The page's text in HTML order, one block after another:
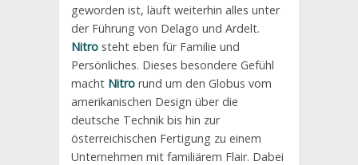
geworden ist, läuft weiterhin alles unter
der Führung von Delago und Ardelt.
Nitro steht eben für Familie und
Persönliches. Dieses besondere Gefühl
macht Nitro rund um den Globus vom
amerikanischen Design über die
deutsche Technik bis hin zur
österreichischen Fertigung zu einem
Unternehmen mit familiärem Flair. Dabei